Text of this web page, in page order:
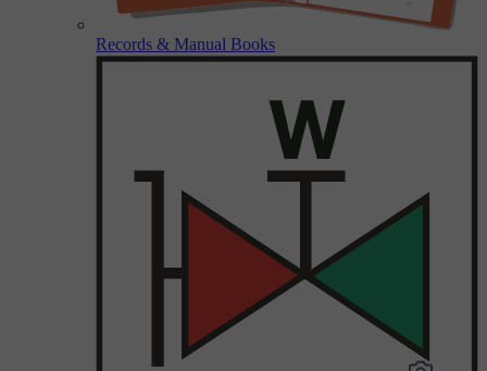
Records & Manual Books